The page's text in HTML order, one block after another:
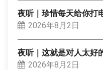
夜听｜珍惜每天给你打
2026年8月2日
夜听｜这就是对人太好
2026年8月2日